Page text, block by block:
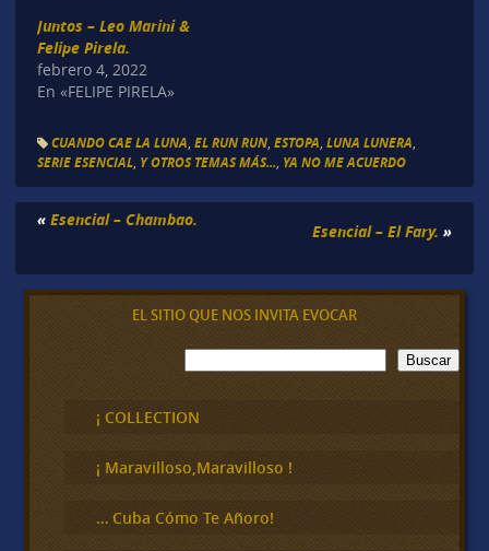
Juntos – Leo Marini &
Felipe Pirela.
febrero 4, 2022
En «FELIPE PIRELA»
CUANDO CAE LA LUNA, EL RUN RUN, ESTOPA, LUNA LUNERA,
SERIE ESENCIAL, Y OTROS TEMAS MÁS..., YA NO ME ACUERDO
« Esencial – Chambao.
Esencial – El Fary. »
EL SITIO QUE NOS INVITA EVOCAR
B
u
c
a
Buscar
¡ COLLECTION
¡ Maravilloso,Maravilloso !
… Cuba Cómo Te Añoro!